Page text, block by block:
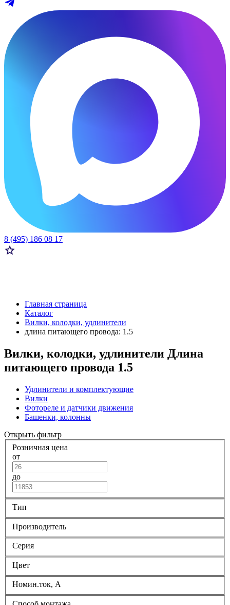
8 (495) 186 08 17
Главная страница
Каталог
Вилки, колодки, удлинители
длина питающего провода: 1.5
Вилки, колодки, удлинители Длина
питающего провода 1.5
Удлинители и комплектующие
Вилки
Фотореле и датчики движения
Башенки, колонны
Открыть фильтр
Розничная цена
от
до
Тип
Производитель
Серия
Цвет
Номин.ток, А